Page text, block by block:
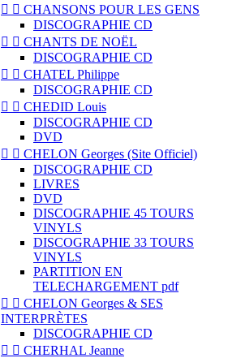
  CHANSONS POUR LES GENS
DISCOGRAPHIE CD
  CHANTS DE NOËL
DISCOGRAPHIE CD
  CHATEL Philippe
DISCOGRAPHIE CD
  CHEDID Louis
DISCOGRAPHIE CD
DVD
  CHELON Georges (Site Officiel)
DISCOGRAPHIE CD
LIVRES
DVD
DISCOGRAPHIE 45 TOURS
VINYLS
DISCOGRAPHIE 33 TOURS
VINYLS
PARTITION EN
TELECHARGEMENT pdf
  CHELON Georges & SES
INTERPRÈTES
DISCOGRAPHIE CD
  CHERHAL Jeanne